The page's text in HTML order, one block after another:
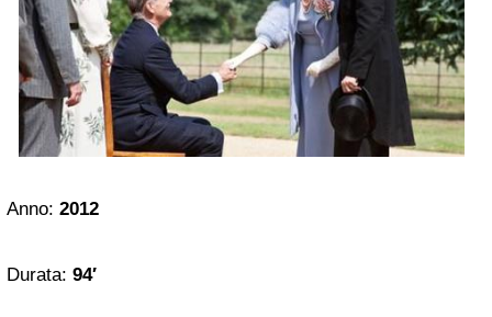
Anno: 2012
Durata: 94′